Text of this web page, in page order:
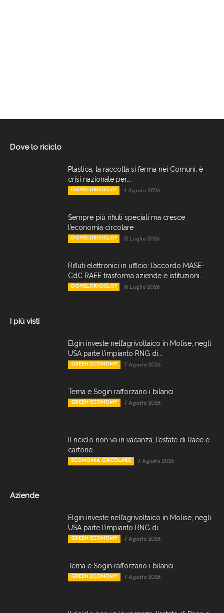
Dove lo riciclo
Plastica, la raccolta si ferma nei Comuni: è
crisi nazionale per...
DOVELORICICLO? 4 Agosto 2026
Sempre più rifiuti speciali ma cresce
l’economia circolare
DOVELORICICLO? 21 Luglio 2026
Rifiuti elettronici in ufficio: l’accordo MASE-
CdC RAEE trasforma aziende e istituzioni...
DOVELORICICLO? 16 Luglio 2026
I più visti
Elgin investe nell’agrivoltaico in Molise, negli
USA parte l’impianto RNG di...
GREEN ECONOMY 7 Agosto 2026
Terna e Sogin rafforzano i bilanci
GREEN ECONOMY 7 Agosto 2026
Il riciclo non va in vacanza, l’estate di Raee e
cartone
ECONOMIA CIRCOLARE 7 Agosto 2026
Aziende
Elgin investe nell’agrivoltaico in Molise, negli
USA parte l’impianto RNG di...
GREEN ECONOMY 7 Agosto 2026
Terna e Sogin rafforzano i bilanci
GREEN ECONOMY 7 Agosto 2026